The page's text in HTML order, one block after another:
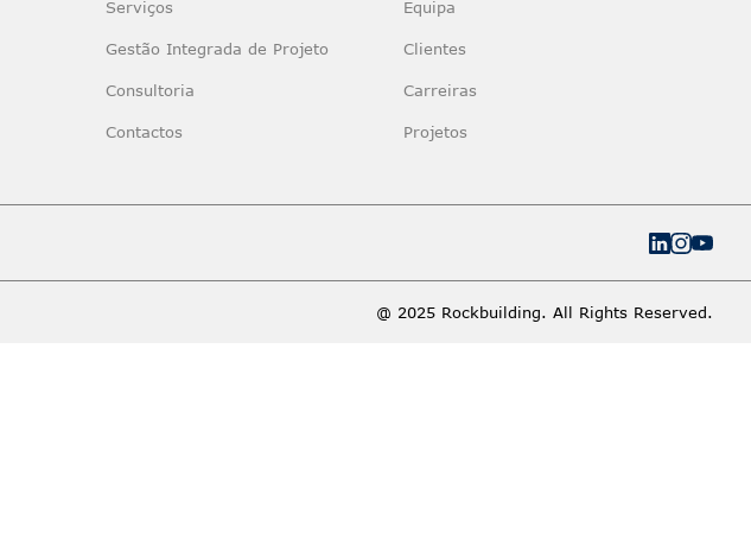
Serviços
Gestão Integrada de Projeto
Consultoria
Contactos
Equipa
Clientes
Carreiras
Projetos
@ 2025 Rockbuilding. All Rights Reserved.